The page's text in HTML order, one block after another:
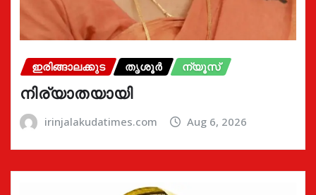
ഇരിങ്ങാലക്കുട തൃശൂർ ന്യൂസ്
നിര്യാതയായി
irinjalakudatimes.com Aug 6, 2026